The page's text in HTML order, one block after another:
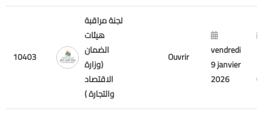
10403
لجنة مراقبة
هيئات
الضمان
(وزارة
الاقتصاد
والتجارة )
Ouvrir
vendredi
9 janvier
2026